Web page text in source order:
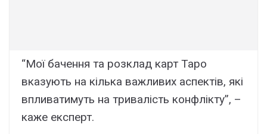
“Мої бачення та розклад карт Таро
вказують на кілька важливих аспектів, які
впливатимуть на тривалість конфлікту”, –
каже експерт.